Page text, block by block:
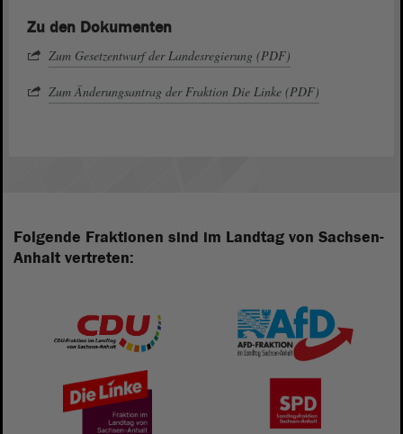
Zu den Dokumenten
Zum Gesetzentwurf der Landesregierung (PDF)
Zum Änderungsantrag der Fraktion Die Linke (PDF)
Folgende Fraktionen sind im Landtag von Sachsen-
Anhalt vertreten: